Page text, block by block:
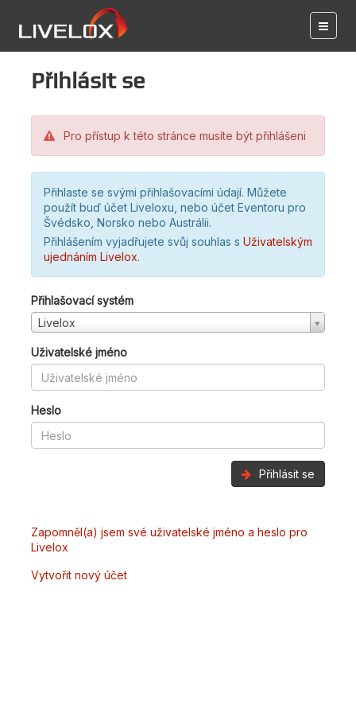
Přihlásit se
Pro přístup k této stránce musíte být přihlášeni
Přihlaste se svými přihlašovacími údají. Můžete
použít buď účet Liveloxu, nebo účet Eventoru pro
Švédsko, Norsko nebo Austrálii.
Přihlášením vyjadřujete svůj souhlas s Uživatelským
ujednáním Livelox.
Přihlašovací systém
Livelox
Uživatelské jméno
Heslo
Přihlásit se
Zapomněl(a) jsem své uživatelské jméno a heslo pro
Livelox
Vytvořit nový účet